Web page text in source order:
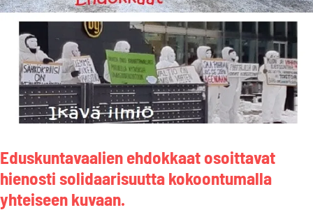
Eduskuntavaalien ehdokkaat osoittavat
hienosti solidaarisuutta kokoontumalla
yhteiseen kuvaan.